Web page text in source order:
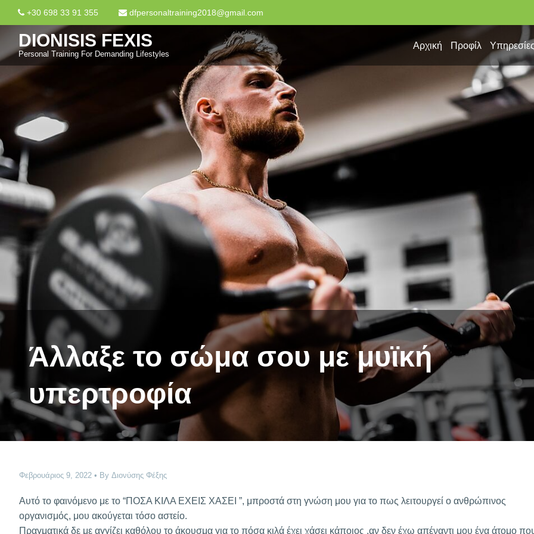
+30 698 33 91 355 dfpersonaltraining2018@gmail.com
DIONISIS FEXIS
Personal Training For Demanding Lifestyles
Αρχική Προφίλ
Άλλαξε το σώμα σου με μυϊκή
υπερτροφία
Φεβρουάριος 9, 2022 By Διονύσης Φέξης
Αυτό το φαινόμενο με το “ΠΟΣΑ ΚΙΛΑ ΕΧΕΙΣ ΧΑΣΕΙ ”, μπροστά στη γνώση μου για το πως λειτουργεί ο ανθρώπινος
οργανισμός, μου ακούγεται τόσο αστείο.
Πραγματικά δε με αγγίζει καθόλου το άκουσμα για το πόσα κιλά έχει χάσει κάποιος ,αν δεν έχω απέναντι μου ένα άτομο